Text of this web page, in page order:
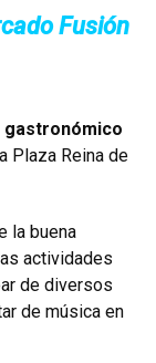
Fusión
gastronómico
Plaza Reina de
la buena
actividades
de diversos
de música en